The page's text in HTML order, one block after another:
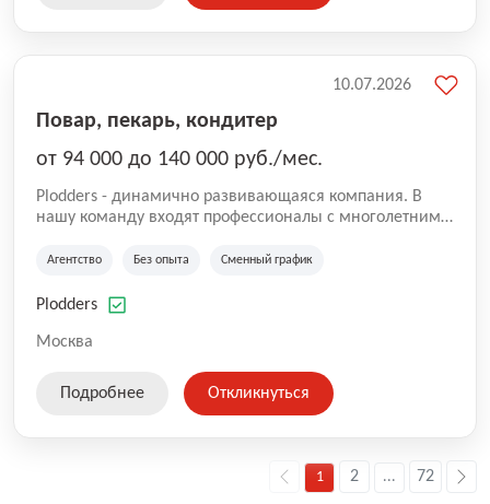
Повар, пекарь, кондитер
от 94 000 до 140 000 руб./мес.
Plodders - динамично развивающаяся компания. В
нашу команду входят профессионалы с многолетним
на рынке аутсорсинга, а накопленный опыт позволяют
оказываемых услуг.
Агентство Без опыта Сменный график
Plodders
Москва
10.07.2026
Подробнее Откликнуться
1 2 ... 72